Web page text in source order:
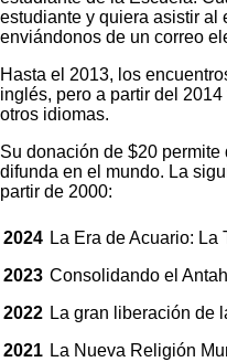
estudiante y quiera asistir al
enviándonos de un correo
Hasta el 2013, los
inglés, pero a partir del
otros idiomas.
Su donación de $20
difunda en el mundo. La
partir de 2000:
2024
2023
2022
2021
La Era de Acuario:
Consolidando el
La gran liberación de
La Nueva Religión